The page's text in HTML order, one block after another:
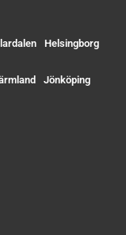
Helsingborg
Jönköping